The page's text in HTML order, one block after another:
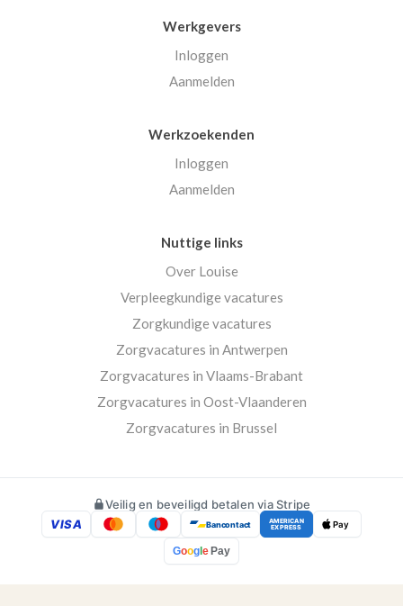
Werkgevers
Inloggen
Aanmelden
Werkzoekenden
Inloggen
Aanmelden
Nuttige links
Over Louise
Verpleegkundige vacatures
Zorgkundige vacatures
Zorgvacatures in Antwerpen
Zorgvacatures in Vlaams-Brabant
Zorgvacatures in Oost-Vlaanderen
Zorgvacatures in Brussel
Veilig en beveiligd betalen via Stripe
VISA
Bancontact AMERICAN
EXPRESS Pay
Googl e Pay